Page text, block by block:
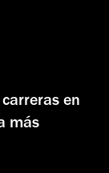
en
más